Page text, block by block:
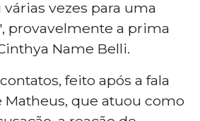
vezes para uma
provavelmente a prima
Name Belli.
feito após a fala
Matheus, que atuou como